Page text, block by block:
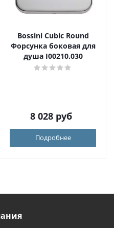
Bossini Cubic Round
Форсунка боковая для
душа I00210.030
8 028 руб
Подробнее